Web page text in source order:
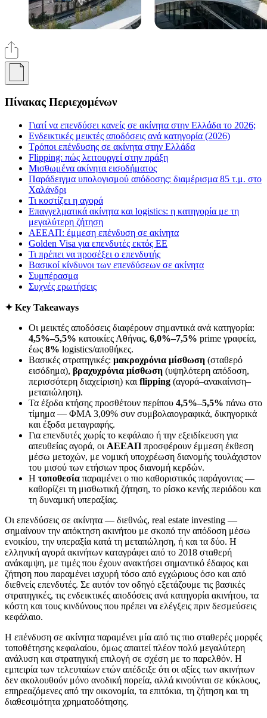
Πίνακας Περιεχομένων
Γιατί να επενδύσει κανείς σε ακίνητα στην Ελλάδα το 2026;
Ενδεικτικές μεικτές αποδόσεις ανά κατηγορία (2026)
Τρόποι επένδυσης σε ακίνητα στην Ελλάδα
Flipping: πώς λειτουργεί στην πράξη
Μισθωμένα ακίνητα εισοδήματος
Παράδειγμα υπολογισμού απόδοσης: διαμέρισμα 85 τ.μ. στο
Χαλάνδρι
Τι κοστίζει η αγορά
Επαγγελματικά ακίνητα και logistics: η κατηγορία με τη
μεγαλύτερη ζήτηση
ΑΕΕΑΠ: έμμεση επένδυση σε ακίνητα
Golden Visa για επενδυτές εκτός ΕΕ
Τι πρέπει να προσέξει ο επενδυτής
Βασικοί κίνδυνοι των επενδύσεων σε ακίνητα
Συμπέρασμα
Συχνές ερωτήσεις
✦ Key Takeaways
Οι μεικτές αποδόσεις διαφέρουν σημαντικά ανά κατηγορία:
4,5%–5,5% κατοικίες Αθήνας, 6,0%–7,5% prime γραφεία,
έως 8% logistics/αποθήκες.
Βασικές στρατηγικές: μακροχρόνια μίσθωση (σταθερό
εισόδημα), βραχυχρόνια μίσθωση (υψηλότερη απόδοση,
περισσότερη διαχείριση) και flipping (αγορά–ανακαίνιση–
μεταπώληση).
Τα έξοδα κτήσης προσθέτουν περίπου 4,5%–5,5% πάνω στο
τίμημα — ΦΜΑ 3,09% συν συμβολαιογραφικά, δικηγορικά
και έξοδα μεταγραφής.
Για επενδυτές χωρίς το κεφάλαιο ή την εξειδίκευση για
απευθείας αγορά, οι ΑΕΕΑΠ προσφέρουν έμμεση έκθεση
μέσω μετοχών, με νομική υποχρέωση διανομής τουλάχιστον
του μισού των ετήσιων προς διανομή κερδών.
Η τοποθεσία παραμένει ο πιο καθοριστικός παράγοντας —
καθορίζει τη μισθωτική ζήτηση, το ρίσκο κενής περιόδου και
τη δυναμική υπεραξίας.
Οι επενδύσεις σε ακίνητα — διεθνώς, real estate investing —
σημαίνουν την απόκτηση ακινήτου με σκοπό την απόδοση μέσω
ενοικίου, την υπεραξία κατά τη μεταπώληση, ή και τα δύο. Η
ελληνική αγορά ακινήτων καταγράφει από το 2018 σταθερή
ανάκαμψη, με τιμές που έχουν ανακτήσει σημαντικό έδαφος και
ζήτηση που παραμένει ισχυρή τόσο από εγχώριους όσο και από
διεθνείς επενδυτές. Σε αυτόν τον οδηγό εξετάζουμε τις βασικές
στρατηγικές, τις ενδεικτικές αποδόσεις ανά κατηγορία ακινήτου, τα
κόστη και τους κινδύνους που πρέπει να ελέγξεις πριν δεσμεύσεις
κεφάλαιο.
Η επένδυση σε ακίνητα παραμένει μία από τις πιο σταθερές μορφές
τοποθέτησης κεφαλαίου, όμως απαιτεί πλέον πολύ μεγαλύτερη
ανάλυση και στρατηγική επιλογή σε σχέση με το παρελθόν. Η
εμπειρία των τελευταίων ετών απέδειξε ότι οι αξίες των ακινήτων
δεν ακολουθούν μόνο ανοδική πορεία, αλλά κινούνται σε κύκλους,
επηρεαζόμενες από την οικονομία, τα επιτόκια, τη ζήτηση και τη
διαθεσιμότητα χρηματοδότησης.